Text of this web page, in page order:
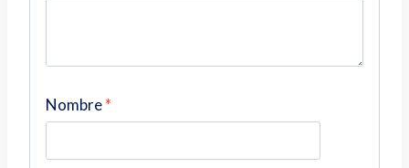
Nombre*